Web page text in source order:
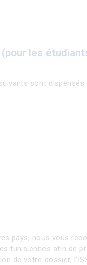
les
sont dispensés
pays, nous vous
tunisiennes afin de
de votre dossier,